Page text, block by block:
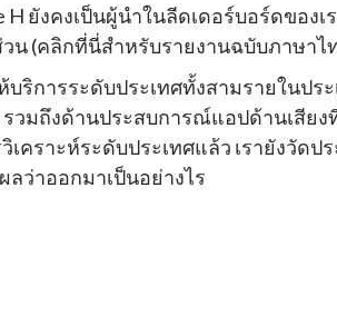
งคงเป็นผู้นำในลีดเดอร์บอร์ดของเร
น (คลิกที่นี่สำหรับรายงานฉบับภาษาไ
ริการระดับประเทศทั้งสามรายในประ
วมถึงด้านประสบการณ์แอปด้านเสียง
คราะห์ระดับประเทศแล้ว เรายังวัด
ลว่าออกมาเป็นอย่างไร